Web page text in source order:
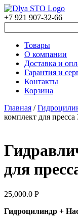
+7 921 907-32-66
Товары
О компании
Доставка и
Гарантия и
Контакты
Корзина
Главная /
комплект для пресса
для
25,000.0 Р
Гидроцилиндр +